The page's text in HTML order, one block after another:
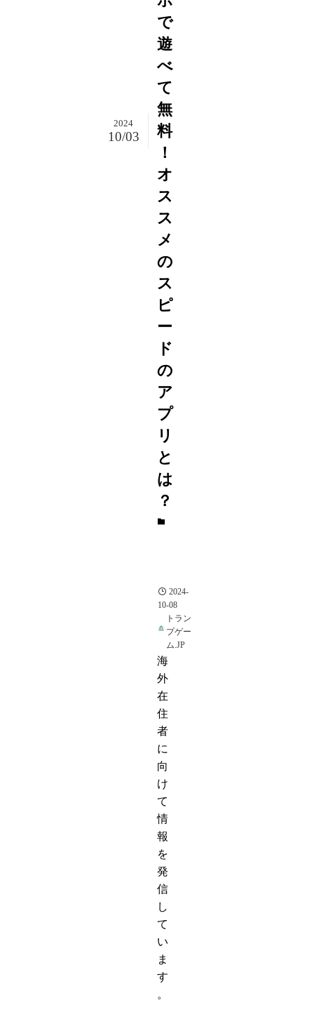
で
遊
べ
て
無
料
！
オ
ス
ス
メ
の
ス
ピ
ー
ド
の
ア
プ
リ
と
は
？
2024
10/03
2024-
10-08
トラン
プゲー
ム.JP
海
外
在
住
者
に
向
け
て
情
報
を
発
信
し
て
い
ま
す
。